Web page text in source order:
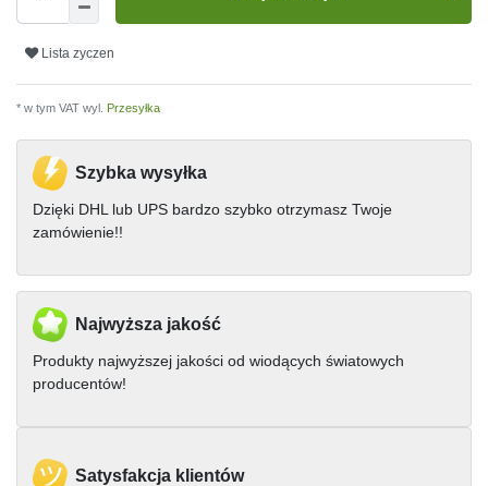
Lista zyczen
* w tym VAT wyl. Przesyłka
Szybka wysyłka
Dzięki DHL lub UPS bardzo szybko otrzymasz Twoje
zamówienie!!
Najwyższa jakość
Produkty najwyższej jakości od wiodących światowych
producentów!
Satysfakcja klientów